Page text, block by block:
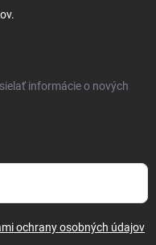
informácie o nových
ochrany osobných údajov